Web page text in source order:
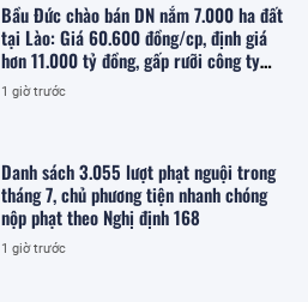
Bầu Đức chào bán DN nắm 7.000 ha đất
tại Lào: Giá 60.600 đồng/cp, định giá
hơn 11.000 tỷ đồng, gấp rưỡi công ty
của ông Trần Bá Dương
1 giờ trước
Danh sách 3.055 lượt phạt nguội trong
tháng 7, chủ phương tiện nhanh chóng
nộp phạt theo Nghị định 168
1 giờ trước